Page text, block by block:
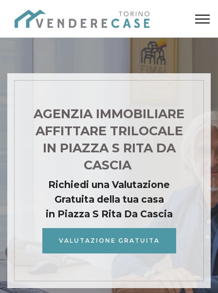
AGENZIA IMMOBILIARE
AFFITTARE TRILOCALE
IN PIAZZA S RITA DA
CASCIA
Richiedi una Valutazione
Gratuita della tua casa
in Piazza S Rita Da Cascia
VALUTAZIONE GRATUITA